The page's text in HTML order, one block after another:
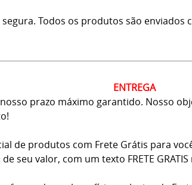
Todos os produtos são enviados
ENTREGA
prazo máximo garantido. Nosso
de produtos com Frete Grátis para
seu valor, com um texto FRETE